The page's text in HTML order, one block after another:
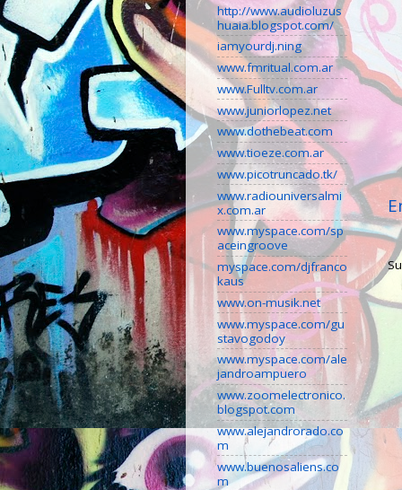
http://www.audioluzus
huaia.blogspot.com/
iamyourdj.ning
www.fmritual.com.ar
www.Fulltv.com.ar
www.juniorlopez.net
www.dothebeat.com
www.tioeze.com.ar
www.picotruncado.tk/
www.radiouniversalmi
x.com.ar
www.myspace.com/sp
aceingroove
myspace.com/djfranco
kaus
www.on-musik.net
www.myspace.com/gu
stavogodoy
www.myspace.com/ale
jandroampuero
www.zoomelectronico.
blogspot.com
www.alejandrorado.co
m
www.buenosaliens.co
m